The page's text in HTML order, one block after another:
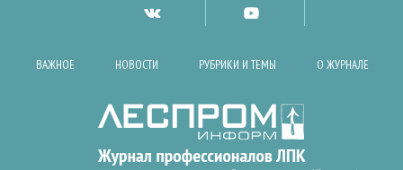
ВАЖНОЕ НОВОСТИ РУБРИКИ И ТЕМЫ О ЖУРНАЛЕ